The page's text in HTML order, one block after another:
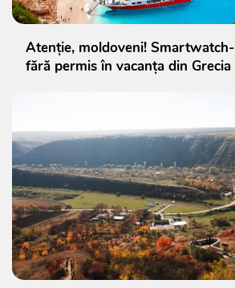
Atenție, moldoveni!
fără permis în vacanța din Grecia